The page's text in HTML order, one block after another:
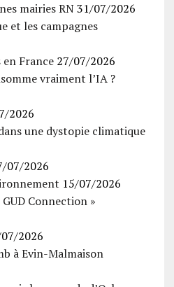
mairies RN 31/07/2026
et les campagnes
France 27/07/2026
vraiment l’IA ?
2026
une dystopie climatique
07/2026
15/07/2026
Connection »
2026
à Evin-Malmaison